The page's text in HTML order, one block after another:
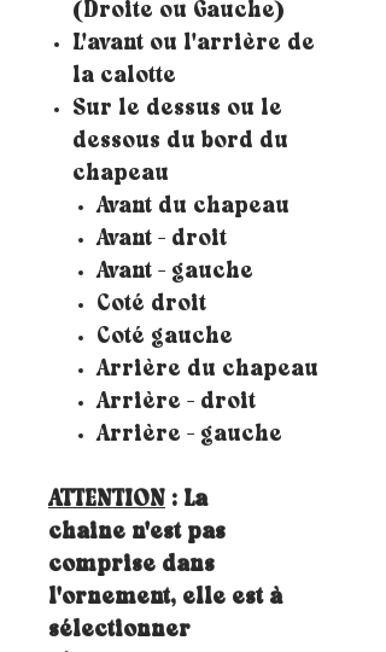
(Droite ou Gauche)
L'avant ou l'arrière de
la calotte
Sur le dessus ou le
dessous du bord du
chapeau
Avant du chapeau
Avant - droit
Avant - gauche
Coté droit
Coté gauche
Arrière du chapeau
Arrière - droit
Arrière - gauche
ATTENTION : La
chaine n'est pas
comprise dans
l'ornement, elle est à
sélectionner